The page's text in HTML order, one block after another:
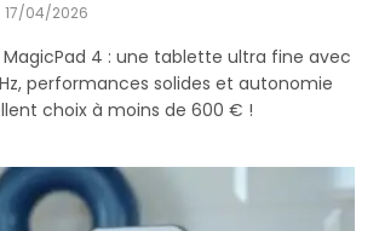
17/04/2026
MagicPad 4 : une tablette ultra fine avec
performances solides et autonomie
choix à moins de 600 € !